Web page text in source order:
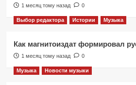
1 месяц тому назад 0
Выбор редактора Истории Музыка
Как магнитоиздат формировал
1 месяц тому назад 0
Музыка Новости музыки